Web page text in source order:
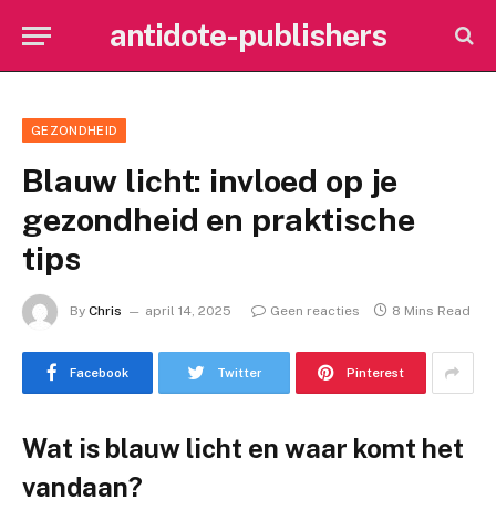
antidote-publishers
GEZONDHEID
Blauw licht: invloed op je
gezondheid en praktische
tips
By Chris april 14, 2025 Geen reacties 8 Mins Read
Facebook Twitter Pinterest
Wat is blauw licht en waar komt het
vandaan?